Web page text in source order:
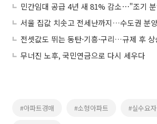
무너진 노후, 국민연금으로 다시 세우다
#아파트경매 #소형아파트 #실수요자